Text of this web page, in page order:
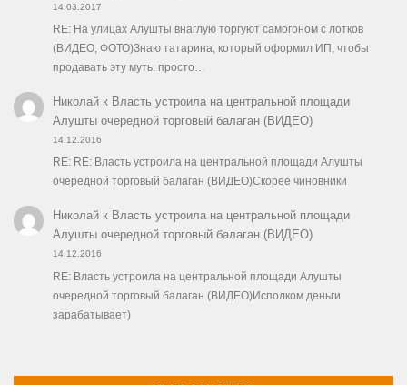
14.03.2017
RE: На улицах Алушты внаглую торгуют самогоном с лотков
(ВИДЕО, ФОТО)Знаю татарина, который оформил ИП, чтобы
продавать эту муть. просто…
Николайк Власть устроила на центральной площади
Алушты очередной торговый балаган (ВИДЕО)
14.12.2016
RE: RE: Власть устроила на центральной площади Алушты
очередной торговый балаган (ВИДЕО)Скорее чиновники
Николайк Власть устроила на центральной площади
Алушты очередной торговый балаган (ВИДЕО)
14.12.2016
RE: Власть устроила на центральной площади Алушты
очередной торговый балаган (ВИДЕО)Исполком деньги
зарабатывает)